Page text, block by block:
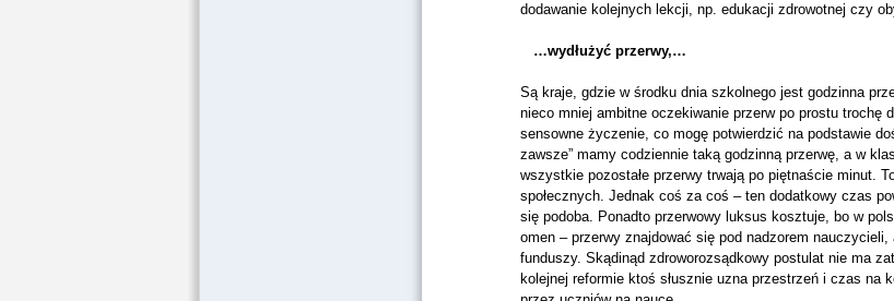
dodawanie kolejnych lekcji, np. edukacji zdrowotnej czy
…wydłużyć przerwy,…
Są kraje, gdzie w środku dnia szkolnego jest godzinna
nieco mniej ambitne oczekiwanie przerw po prostu trochę
sensowne życzenie, co mogę potwierdzić na podstawie
zawsze” mamy codziennie taką godzinną przerwę, a w
wszystkie pozostałe przerwy trwają po piętnaście minut.
społecznych. Jednak coś za coś – ten dodatkowy czas
się podoba. Ponadto przerwowy luksus kosztuje, bo w
omen – przerwy znajdować się pod nadzorem
funduszy. Skądinąd zdroworozsądkowy postulat nie ma
kolejnej reformie ktoś słusznie uzna przestrzeń i czas na